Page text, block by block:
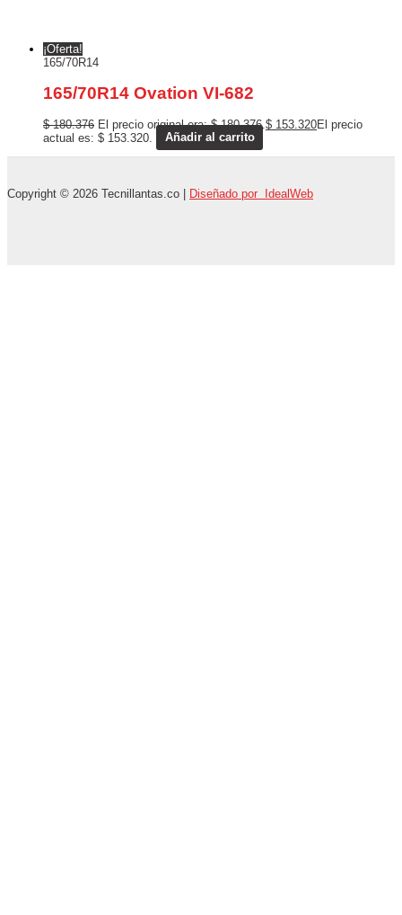
¡Oferta!
165/70R14
165/70R14 Ovation VI-682
$180.376 El precio original era: $ 180.376. $ 153.320El precio
actual es: $ 153.320.
Añadir al carrito
Copyright © 2026 Tecnillantas.co | Diseñado por IdealWeb